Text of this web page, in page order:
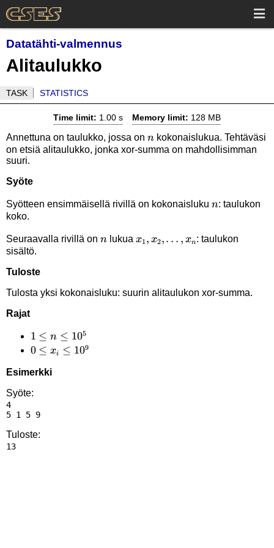
Datatähti-valmennus
Alitaulukko
TASK STATISTICS
Time limit: 1.00 s Memory limit: 128 MB
Annettuna on taulukko, jossa on n
nkokonaislukua. Tehtäväsi
on etsiä alitaulukko, jonka xor-summa on mahdollisimman
suuri.
Syöte
Syötteen ensimmäisellä rivillä on kokonaisluku n
n: taulukon
koko.
Seuraavalla rivillä on n
nlukua x_1,x_2,\ldots,x_n
x1 , x2,… , xn: taulukon
sisältö.
Tuloste
Tulosta yksi kokonaisluku: suurin alitaulukon xor-summa.
Rajat
1 \le
n
10^5
1 ≤ n ≤ 105
0 \le
\le
10^9
0 ≤ xi ≤ 109
Esimerkki
Syöte:
4
5 1 5 9
Tuloste:
13